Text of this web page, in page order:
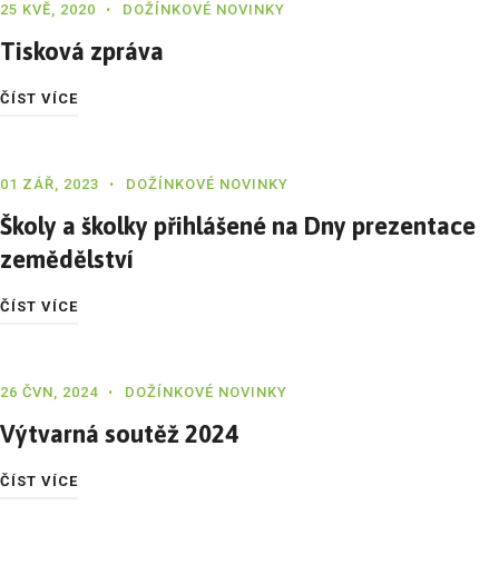
25 KVĚ, 2020 DOŽÍNKOVÉ NOVINKY
Tisková zpráva
ČÍST VÍCE
01 ZÁŘ, 2023 DOŽÍNKOVÉ NOVINKY
Školy a školky přihlášené na Dny prezentace
zemědělství
ČÍST VÍCE
26 ČVN, 2024 DOŽÍNKOVÉ NOVINKY
Výtvarná soutěž 2024
ČÍST VÍCE